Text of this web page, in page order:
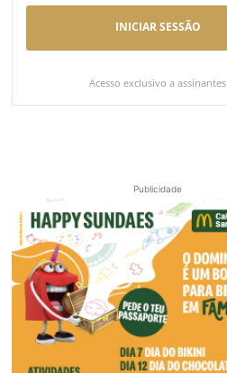
INICIAR SESSÃO
Acesso exclusivo a assinantes
Publicidade